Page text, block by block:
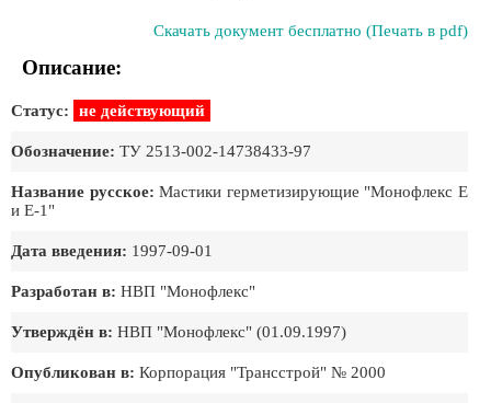
Скачать документ бесплатно (Печать в pdf)
Описание:
Статус: не действующий
Обозначение: ТУ 2513-002-14738433-97
Название русское: Мастики герметизирующие "Монофлекс Е
и Е-1"
Дата введения: 1997-09-01
Разработан в: НВП "Монофлекс"
Утверждён в: НВП "Монофлекс" (01.09.1997)
Опубликован в: Корпорация "Трансстрой" № 2000